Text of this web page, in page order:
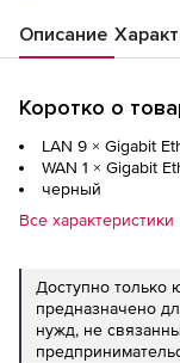
Описание
Коротко о
LAN 9 × Gigabit
WAN 1 × Gigabit
черный
Все характеристики
Доступно
предназначено
нужд, не